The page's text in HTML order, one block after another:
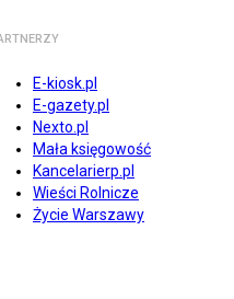
E-kiosk.pl
E-gazety.pl
Nexto.pl
Mała księgowość
Kancelarierp.pl
Wieści Rolnicze
Życie Warszawy